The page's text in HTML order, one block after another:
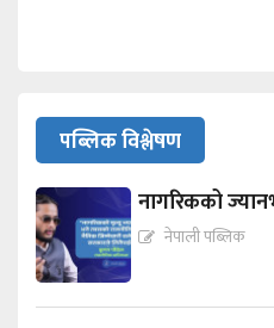
पब्लिक विश्लेषण
नागरिकको
नेपाली पब्लिक